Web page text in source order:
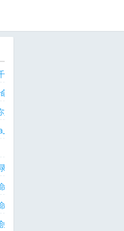
不要用ChatPPT，浪费时间！
令 解决laravel日志权限问题 宝
何让微信表情包背景为透明
等文件正确权限规则
不上去 有pem私钥文件依然要
令 - Linux中的网络管理命令（
令 - Linux中的网络管理命令（
经验微信交流群